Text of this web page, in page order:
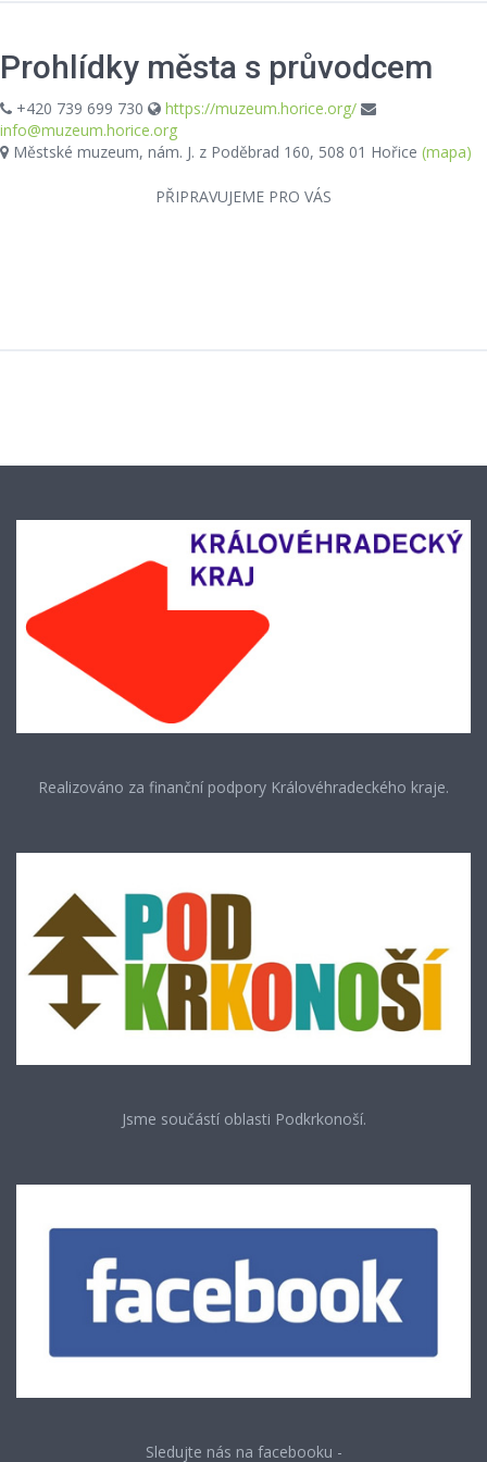
Prohlídky města s průvodcem
+420 739 699 730
https://muzeum.horice.org/
info@muzeum.horice.org
Městské muzeum, nám. J. z Poděbrad 160, 508 01 Hořice (mapa)
PŘIPRAVUJEME PRO VÁS
Realizováno za finanční podpory Královéhradeckého kraje.
Jsme součástí oblasti Podkrkonoší.
Sledujte nás na facebooku -